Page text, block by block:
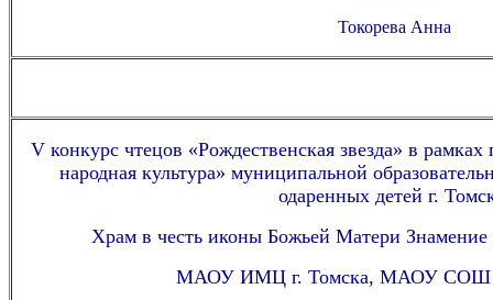
Токорева Анна
V конкурс чтецов «Рождественская звезда» в рамках
народная культура» муниципальной
одаренных детей г.
Храм в честь иконы Божьей Матери
МАОУ ИМЦ г. Томска, МАОУ СОШ